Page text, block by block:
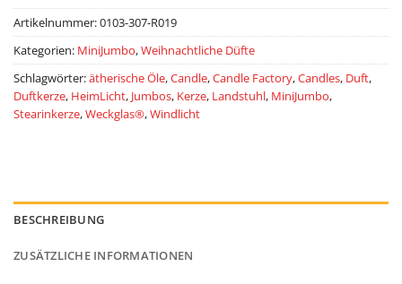
Artikelnummer:0103-307-R019
Kategorien: MiniJumbo,Weihnachtliche Düfte
Schlagwörter:ätherische Öle,Candle,Candle Factory,Candles, Duft,
Duftkerze, HeimLicht, Jumbos, Kerze, Landstuhl, MiniJumbo,
Stearinkerze,Weckglas®,Windlicht
BESCHREIBUNG
ZUSÄTZLICHE INFORMATIONEN